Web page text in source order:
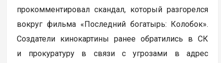
прокомментировал скандал, который разгорелся
вокруг фильма «Последний богатырь: Колобок».
Создатели кинокартины ранее обратились в СК
и прокуратуру в связи с угрозами в адрес